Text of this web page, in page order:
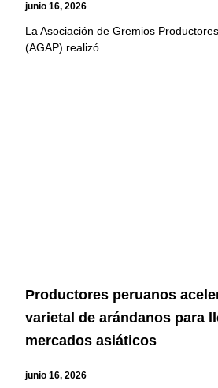
junio 16, 2026
La Asociación de Gremios
(AGAP) realizó
Productores peruanos
varietal de arándanos para
mercados asiáticos
junio 16, 2026